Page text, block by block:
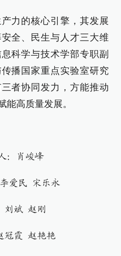
力的核心引擎，其发展
全、民生与人才三大维
科学与技术学部专职副
播国家重点实验室研究
者协同发力，方能推动
能高质量发展。
：肖峻峰
爱民 宋乐永
刘斌 赵刚
冠霞 赵艳艳